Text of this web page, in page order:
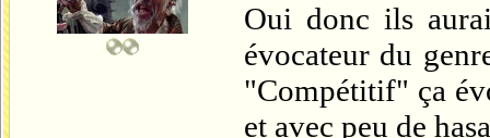
Oui donc ils
évocateur du
"Compétitif" ça
et avec peu de